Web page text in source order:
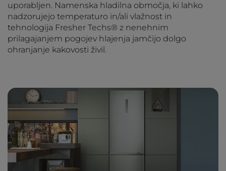
uporabljen. Namenska hladilna območja, ki lahko
nadzorujejo temperaturo in/ali vlažnost in
tehnologija Fresher Techs® z nenehnim
prilagajanjem pogojev hlajenja jamčijo dolgo
ohranjanje kakovosti živil.